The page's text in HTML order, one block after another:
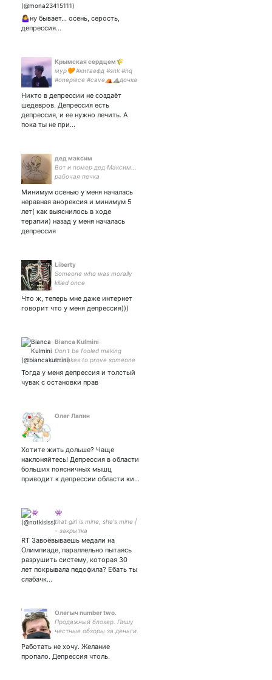
🤷‍♀️ну бывает… осень, серость,
депрессия…
Крымская сердцем🌾
мур🧡 #китаефд #snk #hq
#onepiece #cave⛺⛰️дочка
издательница, танцовщица
🦊жена парная с киндред
спирит 💞
Никто в депрессии не создаёт
шедевров. Депрессия есть
депрессия, и ее нужно лечить. А
пока ты не при…
дед максим
Вот и помер дед Максим...
рабочая печка
Минимум осенью у меня началась
неравная анорексия и минимум 5
лет( как выяснилось в ходе
терапии) назад у меня началась
депрессия
Liberty
Someone who was morally
killed once
Что ж, теперь мне даже интернет
говорит что у меня депрессия)))
Bianca Kulmini
Don't be fooled making
mistakes to prove someone
Тогда у меня депрессия и толстый
чувак с остановки прав
Олег Лапин
Хотите жить дольше? Чаще
наклоняйтесь! Депрессия в области
больших поясничных мышц
приводит к депрессии области ки…
👾
that girl is mine, she's mine |
- закрытка
RT Завоёвываешь медали на
Олимпиаде, параллельно пытаясь
разрушить систему, которая 30
лет покрывала педофила? Ебать ты
слабачк…
Олегыч number two.
Продажный блохер. Пишу
честные обзоры за деньги.
5536913821477029 ЯК
410019197491131
Работать не хочу. Желание
пропало. Депрессия чтоль.